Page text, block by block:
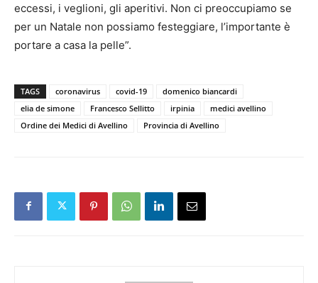
eccessi, i veglioni, gli aperitivi. Non ci preoccupiamo se
per un Natale non possiamo festeggiare, l’importante è
portare a casa la pelle”.
TAGS coronavirus covid-19
domenico biancardi
elia de simone
Francesco Sellitto irpinia
medici avellino
Ordine dei Medici di Avellino
Provincia di Avellino